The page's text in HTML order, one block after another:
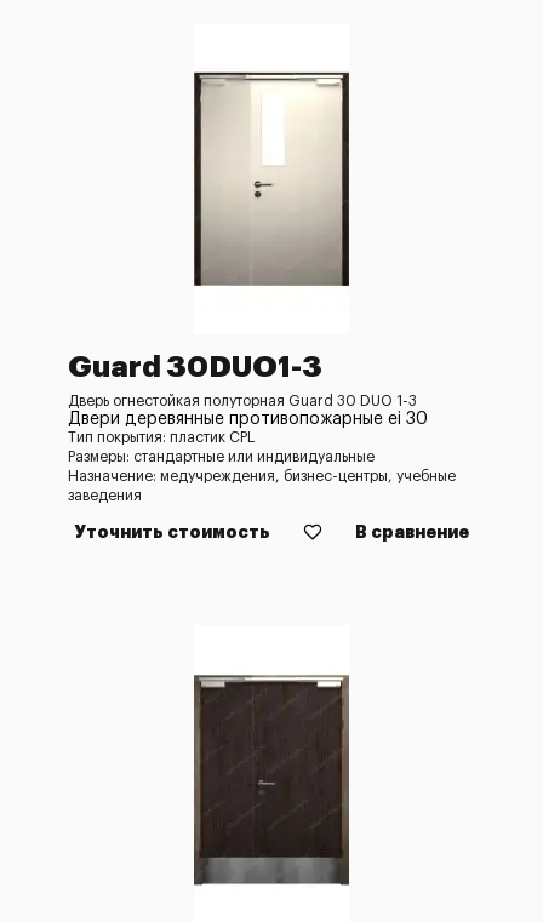
Guard 30DUO1-3
Дверь огнестойкая полуторная Guard 30 DUO 1-3
Двери деревянные противопожарные ei 30
Тип покрытия: пластик CPL
Размеры: стандартные или индивидуальные
Назначение: медучреждения, бизнес-центры, учебные
заведения
Уточнить стоимость В сравнение